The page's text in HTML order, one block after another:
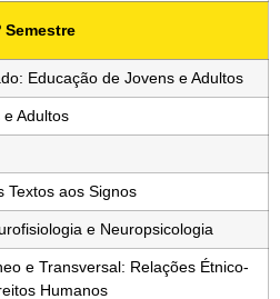
Semestre
Educação de Jovens e Adultos
Adultos
Textos aos Signos
e Neuropsicologia
e Transversal: Relações Étnico-
Humanos